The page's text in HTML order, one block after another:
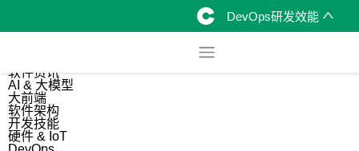
DevOps研发效能
软件资讯
AI & 大模型
大前端
软件架构
开发技能
硬件 & IoT